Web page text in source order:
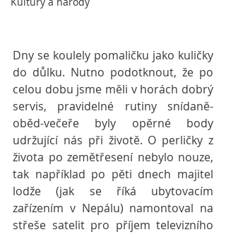
Dny se koulely pomaličku jako kuličky
do důlku. Nutno podotknout, že po
celou dobu jsme měli v horách dobrý
servis, pravidelné rutiny snídaně-
oběd-večeře byly opěrné body
udržující nás při životě. O perličky z
života po zemětřesení nebylo nouze,
tak například po pěti dnech majitel
lodže (jak se říká ubytovacím
zařízením v Nepálu) namontoval na
střeše satelit pro příjem televizního